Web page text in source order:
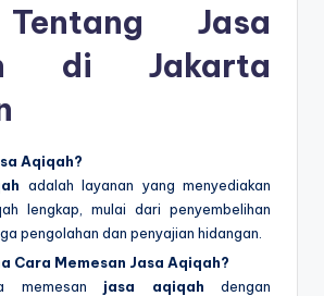
Jasa
di Jakarta
Aqiqah?
adalah layanan yang menyediakan
lengkap, mulai dari penyembelihan
pengolahan dan penyajian hidangan.
Cara Memesan Jasa Aqiqah?
memesan jasa aqiqah dengan